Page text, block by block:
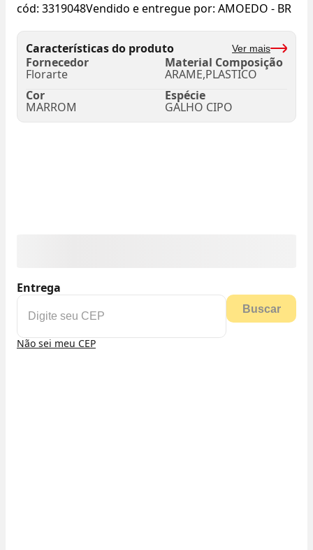
cód: 3319048Vendido e entregue por: AMOEDO - BR
Características do produto Ver mais
Fornecedor
Florarte
Material Composição
ARAME,PLASTICO
Cor
MARROM
Espécie
GALHO CIPO
Entrega
Buscar
Não sei meu CEP